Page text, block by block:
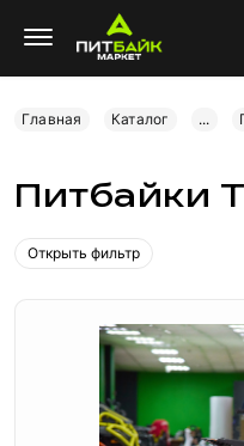
Главная Каталог ...
Питбайки
Открыть фильтр